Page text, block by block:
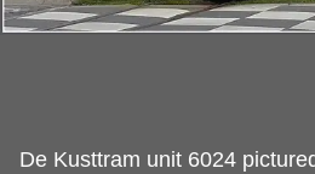
De Kusttram unit 6024